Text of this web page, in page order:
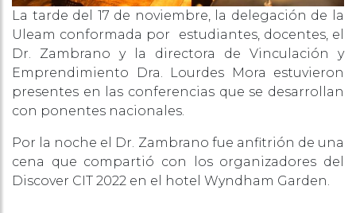
La tarde del 17 de noviembre, la delegación de la
Uleam conformada por estudiantes, docentes, el
Dr. Zambrano y la directora de Vinculación y
Emprendimiento Dra. Lourdes Mora estuvieron
presentes en las conferencias que se desarrollan
con ponentes nacionales.
Por la noche el Dr. Zambrano fue anfitrión de una
cena que compartió con los organizadores del
Discover CIT 2022 en el hotel Wyndham Garden.